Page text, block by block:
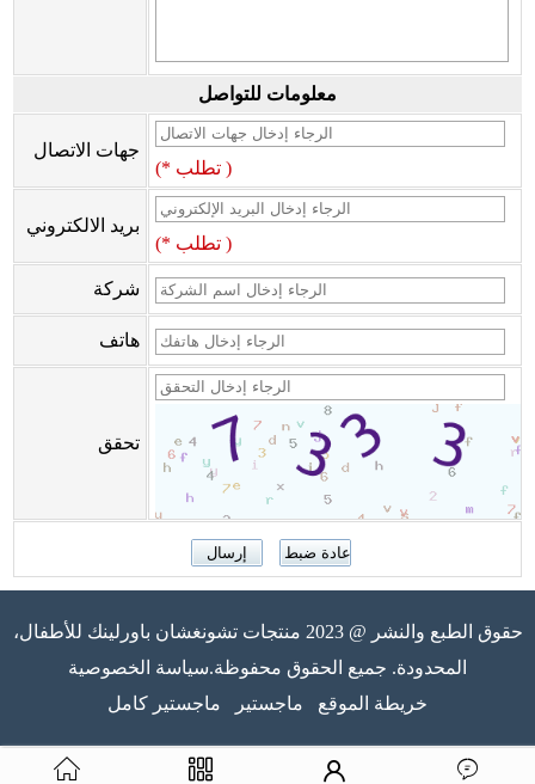
معلومات للتواصل
جهات الاتصال
(* تطلب )
بريد الالكتروني
(* تطلب )
شركة
هاتف
تحقق
حقوق الطبع والنشر @ 2023 منتجات تشونغشان باورلينك للأطفال،
المحدودة. جميع الحقوق محفوظة.سياسة الخصوصية
خريطة الموقع
ماجستير ماجستير كامل